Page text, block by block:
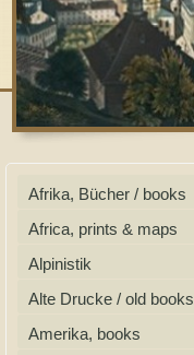
Afrika, Bücher / books
Africa, prints & maps
Alpinistik
Alte Drucke / old books
Amerika, books